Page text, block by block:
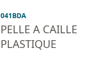
041BDA
PELLE A CAILLE
PLASTIQUE